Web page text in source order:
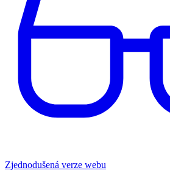
Zjednodušená verze webu